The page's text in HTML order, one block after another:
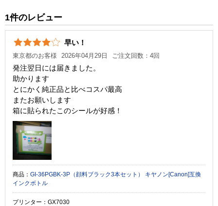
カラー ブラック
顔料・染料 顔料
ICチップ なし
製品タイプ
1件のレビュー
早い！
東京都のお客様 2026年04月29日 ご注文回数：4回
発注翌日には届きました。
助かります
とにかく純正品と比べコスパ最高
またお願いします
箱に貼られたこのシールが好感！
商品： GI-36PGBK-3P（顔料ブラック3本セット） キヤノン[Canon]互換
インクボトル
プリンター：GX7030